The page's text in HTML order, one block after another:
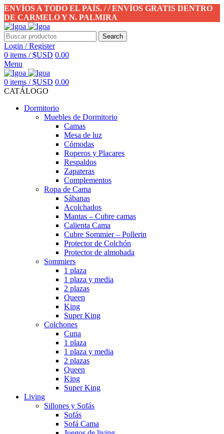
ENVÍOS A TODO EL PAÍS. / / ENVÍOS GRATIS DENTRO
DE CARMELO Y N. PALMIRA
Search
Login / Register
0 items / $USD 0.00
Menu
0 items / $USD 0.00
CATÁLOGO
Dormitorio
Muebles de Dormitorio
Camas
Mesa de luz
Cómodas
Roperos y Placares
Respaldos
Zapateras
Complementos
Ropa de Cama
Sábanas
Acolchados
Mantas – Cubre camas
Calienta Cama
Cubre Sommier – Pollerin
Protector de Colchón
Protector de almohada
Sommiers
1 plaza
1 plaza y media
2 plazas
Queen
King
Super King
Colchones
Cuna
1 plaza
1 plaza y media
2 plazas
Queen
King
Super King
Living
Sillones y Sofás
Sofás
Sofá Cama